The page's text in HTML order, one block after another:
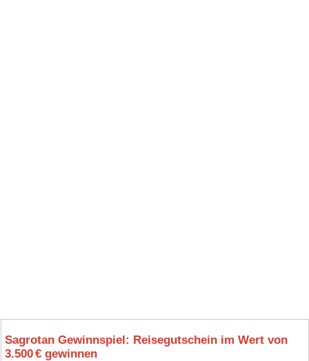
Sagrotan Gewinnspiel: Reisegutschein im Wert von
3.500 € gewinnen